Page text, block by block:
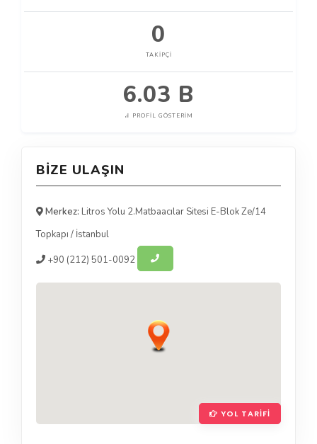
0
TAKIPÇI
6.03 B
PROFIL GÖSTERIM
BIZE ULAŞIN
Merkez: Litros Yolu 2.Matbaacılar Sitesi E-Blok Ze/14
Topkapı / İstanbul
+90 (212) 501-0092
YOL TARIFI